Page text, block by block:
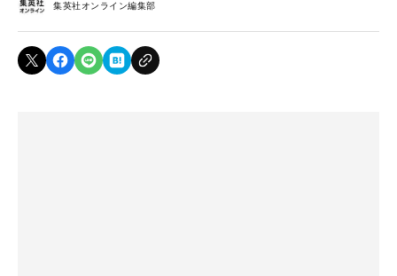
集英社オンライン編集部